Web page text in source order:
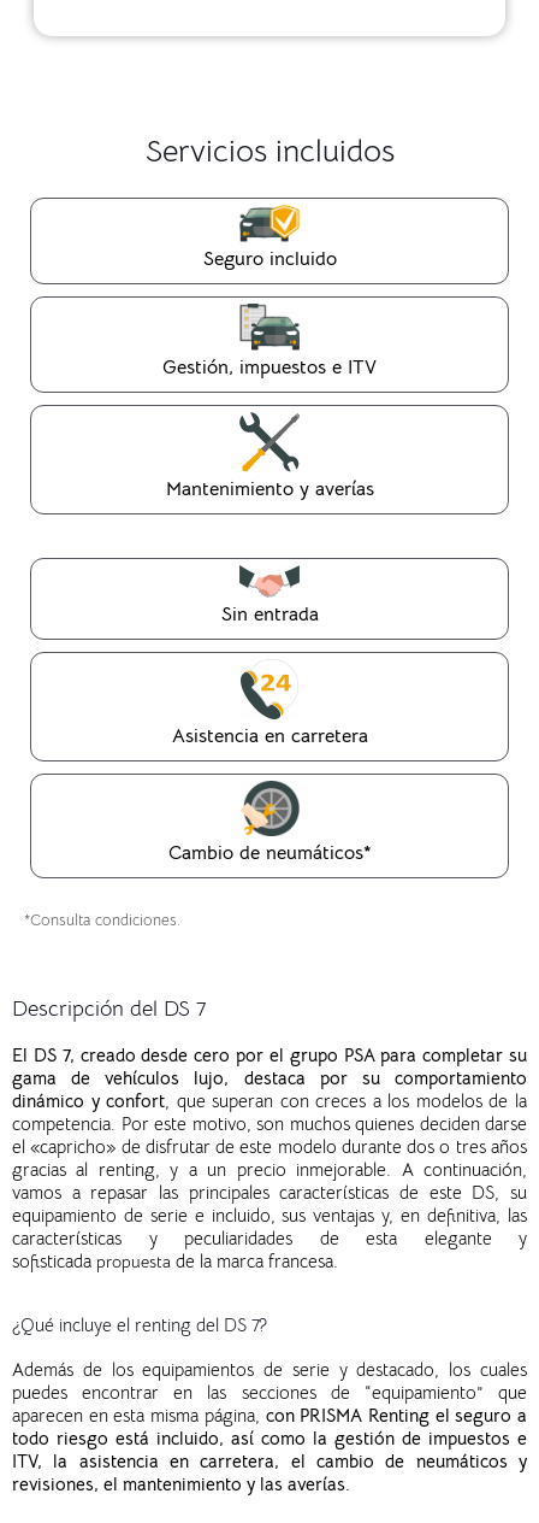
Servicios incluidos
Seguro incluido
Gestión, impuestos e ITV
Mantenimiento y averías
Sin entrada
Asistencia en carretera
Cambio de neumáticos*
*Consulta condiciones.
Descripción del DS 7
El DS 7, creado desde cero por el grupo PSA para completar su
gama de vehículos lujo, destaca por su comportamiento
dinámico y confort , que superan con creces a los modelos de la
competencia. Por este motivo, son muchos quienes deciden darse
el «capricho» de disfrutar de este modelo durante dos o tres años
gracias al renting, y a un precio inmejorable. A continuación,
vamos a repasar las principales características de este DS, su
equipamiento de serie e incluido, sus ventajas y, en definitiva, las
características y peculiaridades de esta elegante y
sofisticada propuesta de la marca francesa.
¿Qué incluye el renting del DS 7?
Además de los equipamientos de serie y destacado, los cuales
puedes encontrar en las secciones de “equipamiento” que
aparecen en esta misma página, con PRISMA Renting el seguro a
todo riesgo está incluido, así como la gestión de impuestos e
ITV, la asistencia en carretera, el cambio de neumáticos y
revisiones, el mantenimiento y las averías.